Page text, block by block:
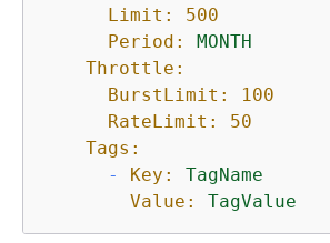
Limit:
500
Period:
MONTH
Throttle:
BurstLimit:
100
RateLimit:
50
Tags:
-
Key:
TagName
Value:
TagValue